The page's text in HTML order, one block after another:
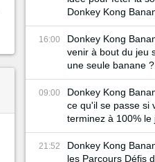
Donkey Kong
16:00
Donkey Kong
venir à bout du jeu
une seule banane ?
09:00
Donkey Kong
ce qu'il se passe si
terminez à 100% le
21:52
Donkey Kong
les Parcours Défis